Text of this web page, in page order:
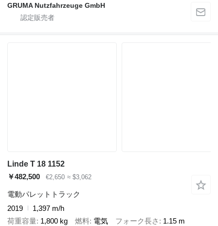
GRUMA Nutzfahrzeuge GmbH
Linde T 18 1152
￥482,500
€2,650 ≈ $3,062
電動パレットトラック
2019
1,397 m/h
荷重容量 1,800 kg 燃料 電気 フォーク長さ 1.15 m